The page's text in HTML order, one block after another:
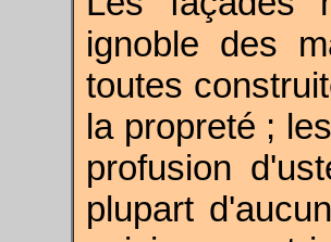
ignoble des
toutes
la propreté ;
profusion
plupart